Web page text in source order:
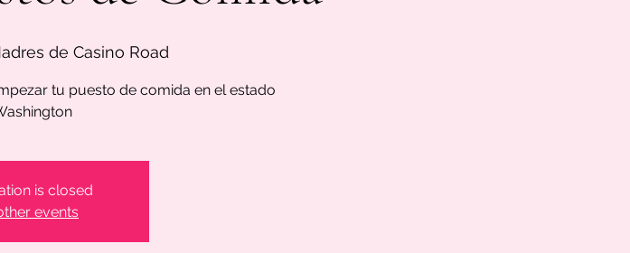
de Casino Road
tu puesto de comida en el estado
is closed
events